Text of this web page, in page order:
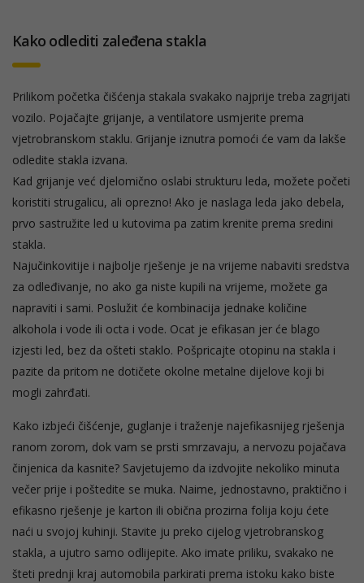
Kako odlediti zaleđena stakla
Prilikom početka čišćenja stakala svakako najprije treba zagrijati
vozilo. Pojačajte grijanje, a ventilatore usmjerite prema
vjetrobranskom staklu. Grijanje iznutra pomoći će vam da lakše
odledite stakla izvana.
Kad grijanje već djelomično oslabi strukturu leda, možete početi
koristiti strugalicu, ali oprezno! Ako je naslaga leda jako debela,
prvo sastružite led u kutovima pa zatim krenite prema sredini
stakla.
Najučinkovitije i najbolje rješenje je na vrijeme nabaviti sredstva
za odleđivanje, no ako ga niste kupili na vrijeme, možete ga
napraviti i sami. Poslužit će kombinacija jednake količine
alkohola i vode ili octa i vode. Ocat je efikasan jer će blago
izjesti led, bez da ošteti staklo. Pošpricajte otopinu na stakla i
pazite da pritom ne dotičete okolne metalne dijelove koji bi
mogli zahrđati.
Kako izbjeći čišćenje, guglanje i traženje najefikasnijeg rješenja
ranom zorom, dok vam se prsti smrzavaju, a nervozu pojačava
činjenica da kasnite? Savjetujemo da izdvojite nekoliko minuta
večer prije i poštedite se muka. Naime, jednostavno, praktično i
efikasno rješenje je karton ili obična prozirna folija koju ćete
naći u svojoj kuhinji. Stavite ju preko cijelog vjetrobranskog
stakla, a ujutro samo odlijepite. Ako imate priliku, svakako ne
šteti prednji kraj automobila parkirati prema istoku kako biste